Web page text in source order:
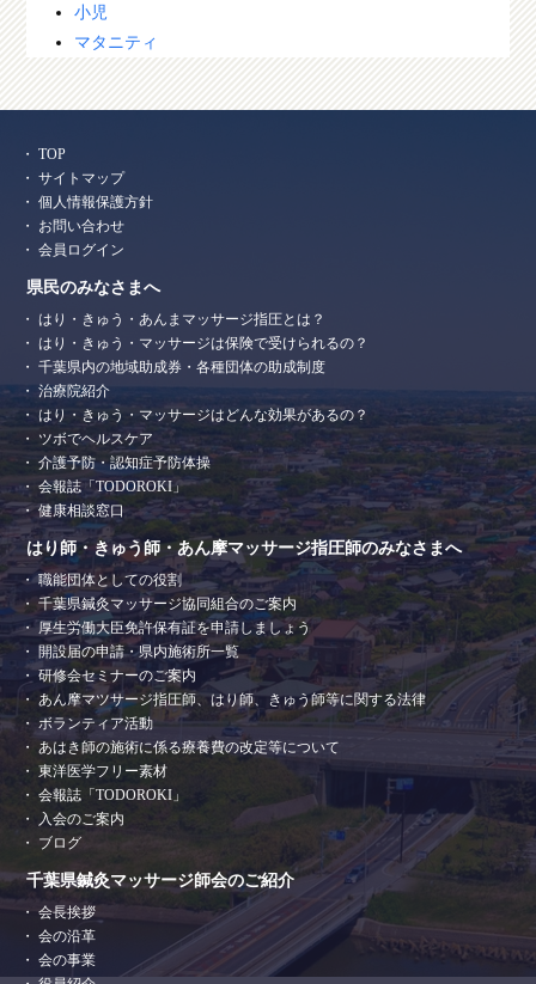
小児
マタニティ
TOP
サイトマップ
個人情報保護方針
お問い合わせ
会員ログイン
県民のみなさまへ
はり・きゅう・あんまマッサージ指圧とは？
はり・きゅう・マッサージは保険で受けられるの？
千葉県内の地域助成券・各種団体の助成制度
治療院紹介
はり・きゅう・マッサージはどんな効果があるの？
ツボでヘルスケア
介護予防・認知症予防体操
会報誌「TODOROKI」
健康相談窓口
はり師・きゅう師・あん摩マッサージ指圧師のみなさまへ
職能団体としての役割
千葉県鍼灸マッサージ協同組合のご案内
厚生労働大臣免許保有証を申請しましょう
開設届の申請・県内施術所一覧
研修会セミナーのご案内
あん摩マツサージ指圧師、はり師、きゅう師等に関する法律
ボランティア活動
あはき師の施術に係る療養費の改定等について
東洋医学フリー素材
会報誌「TODOROKI」
入会のご案内
ブログ
千葉県鍼灸マッサージ師会のご紹介
会長挨拶
会の沿革
会の事業